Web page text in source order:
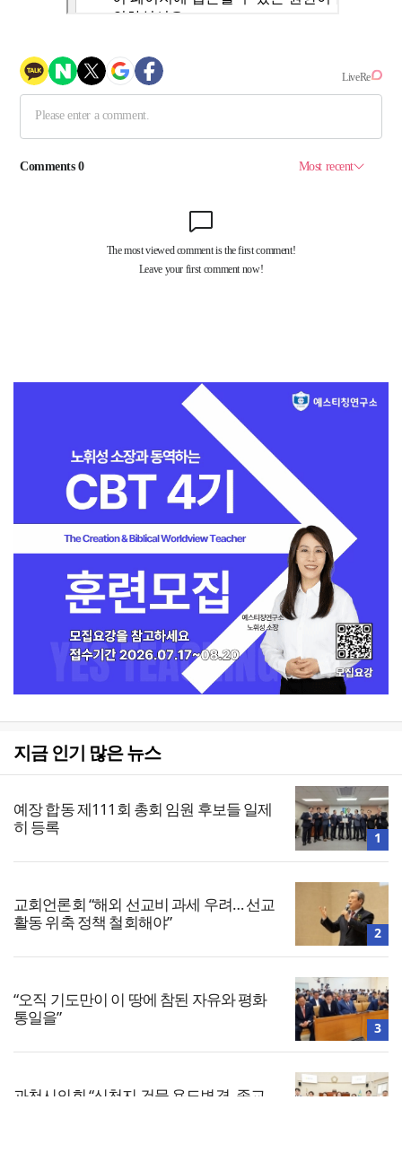
지금 인기 많은 뉴스
예장 합동 제111회 총회 임원 후보들 일제
히 등록
1
교회언론회 “해외 선교비 과세 우려… 선교
활동 위축 정책 철회해야”
2
“오직 기도만이 이 땅에 참된 자유와 평화
통일을”
3
과천시의회 “신천지 건물 용도변경, 종교